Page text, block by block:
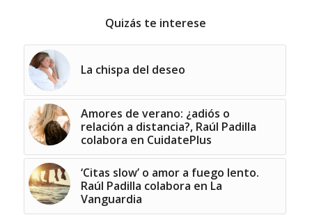
Quizás te interese
La chispa del deseo
Amores de verano: ¿adiós o
relación a distancia?, Raúl Padilla
colabora en CuidatePlus
‘Citas slow’ o amor a fuego lento.
Raúl Padilla colabora en La
Vanguardia